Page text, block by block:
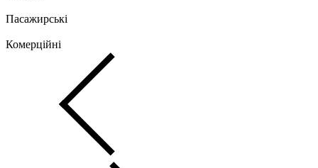
Пасажирські
Комерційні